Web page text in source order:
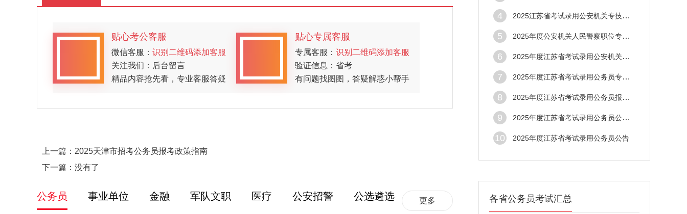
贴心考公客服
微信客服： 识别二维码添加客服
关注我们：后台留言
精品内容抢先看，专业客服答疑
贴心专属客服
专属客服： 识别二维码添加客服
验证信息：省考
有问题找图图，答疑解惑小帮手
上一篇： 2025天津市招考公务员报考政策指南
下一篇：没有了
公务员 事业单位 金融 军队文职 医疗 公安招警 公选遴选 更多
4 2025江苏省考试录用公安机关专技类特殊职位
5 2025年度公安机关人民警察职位专业科目笔试
6 2025年度江苏省考试录用公安机关公务员（人
7 2025年度江苏省考试录用公务员专业参考目录
8 2025年度江苏省考试录用公务员报考指南
9 2025年度江苏省考试录用公务员公共科目笔试
10 2025年度江苏省考试录用公务员公告
各省公务员考试汇总